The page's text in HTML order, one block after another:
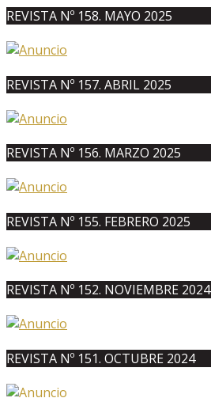
REVISTA Nº 158. MAYO 2025
REVISTA Nº 157. ABRIL 2025
REVISTA Nº 156. MARZO 2025
REVISTA Nº 155. FEBRERO 2025
REVISTA Nº 152. NOVIEMBRE 2024
REVISTA Nº 151. OCTUBRE 2024